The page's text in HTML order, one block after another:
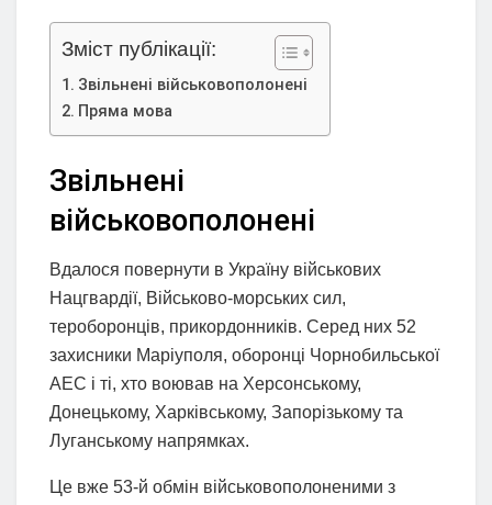
Зміст публікації:
Звільнені військовополонені
Пряма мова
Звільнені
військовополонені
Вдалося повернути в Україну військових
Нацгвардії, Військово-морських сил,
тероборонців, прикордонників. Серед них 52
захисники Маріуполя, оборонці Чорнобильської
АЕС і ті, хто воював на Херсонському,
Донецькому, Харківському, Запорізькому та
Луганському напрямках.
Це вже 53-й обмін військовополоненими з